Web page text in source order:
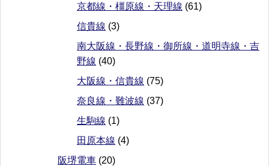
京都線・橿原線・天理線 (61)
信貴線 (3)
南大阪線・長野線・御所線・道明寺線・吉
野線 (40)
大阪線・信貴線 (75)
奈良線・難波線 (37)
生駒線 (1)
田原本線 (4)
阪堺電車 (20)